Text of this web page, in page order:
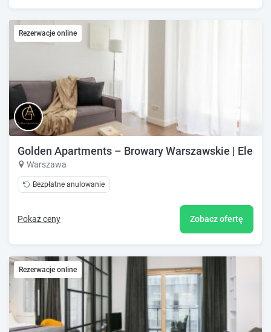
Rezerwacje online
Golden Apartments – Browary Warszawskie |
Warszawa
Bezpłatne anulowanie
Pokaż ceny Zobacz ofertę
Rezerwacje online